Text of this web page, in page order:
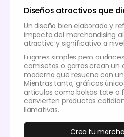
Diseños atractivos que
Un diseño bien elaborado y
impacto del merchandising
atractivo y significativo a
Lugares simples pero
camisetas o gorras crean un
moderno que resuena con
Mientras tanto, gráficos
artículos como bolsas tote o
convierten productos
llamativas.
Crea tu